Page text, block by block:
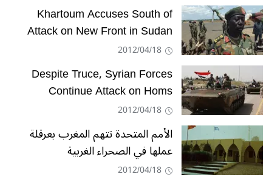
Khartoum Accuses South of
Attack on New Front in Sudan
2012/04/18
Despite Truce, Syrian Forces
Continue Attack on Homs
2012/04/18
الأمم المتحدة تتهم المغرب بعرقلة
عملها في الصحراء الغربية
2012/04/18